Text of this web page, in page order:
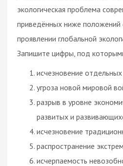
экологическая проблема
приведённых ниже положений
проявлении глобальной
Запишите цифры, под
исчезновение
угроза новой мировой
разрыв в уровне
развитых и
исчезновение
распространение
исчерпаемость